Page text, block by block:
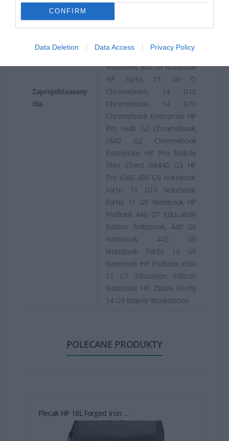
CONFIRM
Data Deletion Data Access Privacy Policy
Zaprojektowany
dla
Notebook, 640 G9
Notebook, 645 G9
Notebook, 830 G5, 830 G6,
830 G9 Notebook, 835 G9
Notebook, 840 G5, 840 G9
Notebook, 845 G9 Notebook
HP Fortis 11 G9 Q
Chromebook, 14 G10
Chromebook, 14 G10
Chromebook Enterprise HP
Pro c640 G2 Chromebook,
c640 G2 Chromebook
Enterprise HP Pro Mobile
Thin Client mt440 G3 HP
Pro x360 435 G9 Notebook,
Fortis 11 G10 Notebook,
Fortis 11 G9 Notebook HP
ProBook 440 G7 Education
Edition Notebook, 440 G9
Notebook, 445 G9
Notebook, Fortis 14 G9
Notebook HP ProBook x360
11 G7 Education Edition
Notebook HP ZBook Firefly
14 G9 Mobile Workstation
POLECANE PRODUKTY
Plecak HP 18L Forged Iron ...